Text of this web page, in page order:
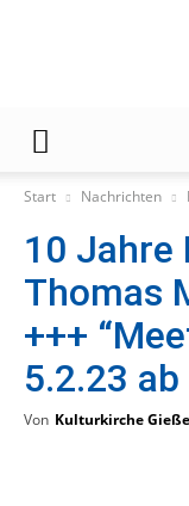
Start Nachrichten
10 Jahre
Thomas
+++
5.2.23
Von Kulturkirche